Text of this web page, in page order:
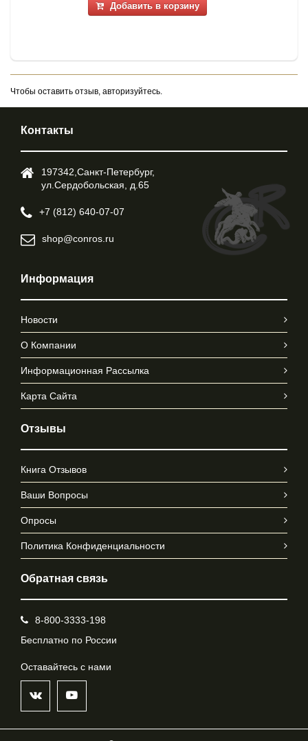
Добавить в корзину
Чтобы оставить отзыв, авторизуйтесь.
Контакты
197342,Cанкт-Петербург,
ул.Cердобольская, д.65
+7 (812) 640-07-07
shop@conros.ru
Информация
Новости
О Компании
Информационная Рассылка
Карта Сайта
Отзывы
Книга Отзывов
Ваши Вопросы
Опросы
Политика Конфиденциальности
Обратная связь
8-800-3333-198
Бесплатно по России
Оставайтесь с нами